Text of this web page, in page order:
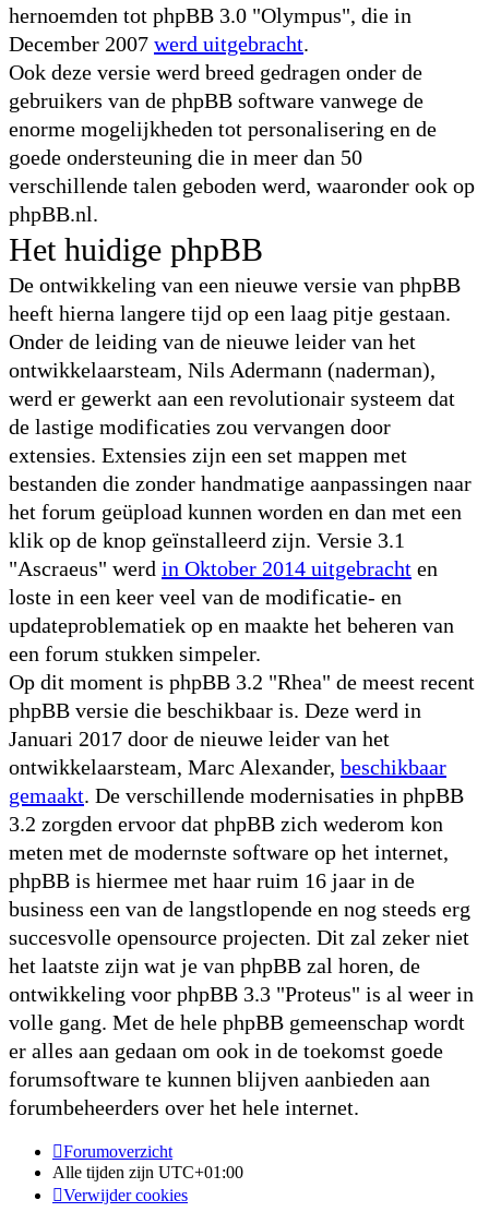
hernoemden tot phpBB 3.0 "Olympus", die in
December 2007 werd uitgebracht.
Ook deze versie werd breed gedragen onder de
gebruikers van de phpBB software vanwege de
enorme mogelijkheden tot personalisering en de
goede ondersteuning die in meer dan 50
verschillende talen geboden werd, waaronder ook op
phpBB.nl.
Het huidige phpBB
De ontwikkeling van een nieuwe versie van phpBB
heeft hierna langere tijd op een laag pitje gestaan.
Onder de leiding van de nieuwe leider van het
ontwikkelaarsteam, Nils Adermann (naderman),
werd er gewerkt aan een revolutionair systeem dat
de lastige modificaties zou vervangen door
extensies. Extensies zijn een set mappen met
bestanden die zonder handmatige aanpassingen naar
het forum geüpload kunnen worden en dan met een
klik op de knop geïnstalleerd zijn. Versie 3.1
"Ascraeus" werd in Oktober 2014 uitgebracht en
loste in een keer veel van de modificatie- en
updateproblematiek op en maakte het beheren van
een forum stukken simpeler.
Op dit moment is phpBB 3.2 "Rhea" de meest recent
phpBB versie die beschikbaar is. Deze werd in
Januari 2017 door de nieuwe leider van het
ontwikkelaarsteam, Marc Alexander, beschikbaar
gemaakt. De verschillende modernisaties in phpBB
3.2 zorgden ervoor dat phpBB zich wederom kon
meten met de modernste software op het internet,
phpBB is hiermee met haar ruim 16 jaar in de
business een van de langstlopende en nog steeds erg
succesvolle opensource projecten. Dit zal zeker niet
het laatste zijn wat je van phpBB zal horen, de
ontwikkeling voor phpBB 3.3 "Proteus" is al weer in
volle gang. Met de hele phpBB gemeenschap wordt
er alles aan gedaan om ook in de toekomst goede
forumsoftware te kunnen blijven aanbieden aan
forumbeheerders over het hele internet.
Forumoverzicht
Alle tijden zijn UTC+01:00
Verwijder cookies